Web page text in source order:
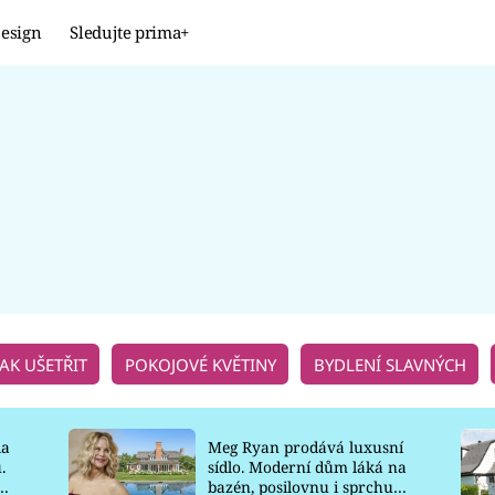
Sledujte prima+
UŠETŘIT POKOJOVÉ KVĚTINY BYDLENÍ SLAVNÝCH
Meg Ryan prodává luxusní
sídlo. Moderní dům láká na
bazén, posilovnu i sprchu